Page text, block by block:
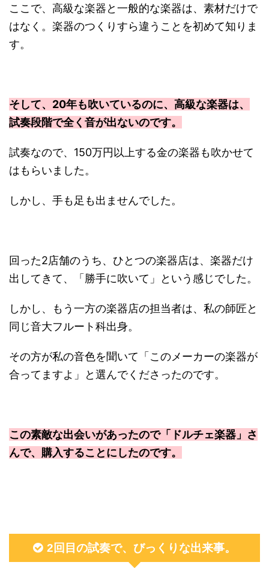
ここで、高級な楽器と一般的な楽器は、素材だけで
はなく。楽器のつくりすら違うことを初めて知りま
す。
そして、20年も吹いているのに、高級な楽器は、
試奏段階で全く音が出ないのです。
試奏なので、150万円以上する金の楽器も吹かせて
はもらいました。
しかし、手も足も出ませんでした。
回った2店舗のうち、ひとつの楽器店は、楽器だけ
出してきて、「勝手に吹いて」という感じでした。
しかし、もう一方の楽器店の担当者は、私の師匠と
同じ音大フルート科出身。
その方が私の音色を聞いて「このメーカーの楽器が
合ってますよ」と選んでくださったのです。
この素敵な出会いがあったので「ドルチェ楽器」さ
んで、購入することにしたのです。
2回目の試奏で、びっくりな出来事。